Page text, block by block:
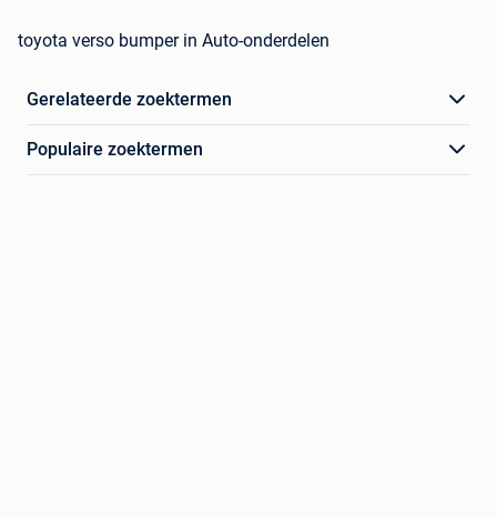
toyota verso bumper in Auto-onderdelen
Gerelateerde zoektermen
Populaire zoektermen